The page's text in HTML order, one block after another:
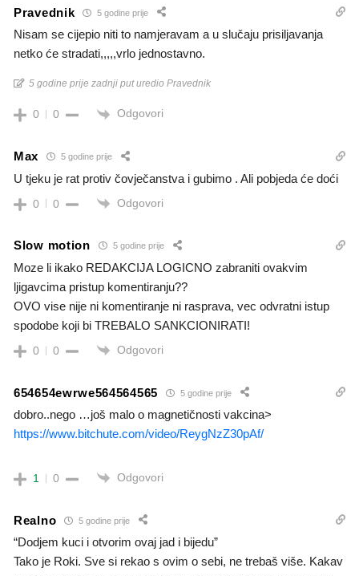
Pravednik 5 godine prije
Nisam se cijepio niti to namjeravam a u slučaju prisiljavanja
netko će stradati,,,,,vrlo jednostavno.
5 godine prije zadnji put uredio Pravednik
0 0 Odgovori
Max 5 godine prije
U tjeku je rat protiv čovječanstva i gubimo . Ali pobjeda će doći
0 0 Odgovori
Slow motion 5 godine prije
Moze li ikako REDAKCIJA LOGICNO zabraniti ovakvim
ljigavcima pristup komentiranju??
OVO vise nije ni komentiranje ni rasprava, vec odvratni istup
spodobe koji bi TREBALO SANKCIONIRATI!
0 0 Odgovori
654654ewrwe564564565 5 godine prije
dobro..nego …još malo o magnetičnosti vakcina>
https://www.bitchute.com/video/ReygNzZ30pAf/
1 0 Odgovori
Realno 5 godine prije
“Dodjem kuci i otvorim ovaj jad i bijedu”
Tako je Roki. Sve si rekao s ovim o sebi, ne trebaš više. Kakav